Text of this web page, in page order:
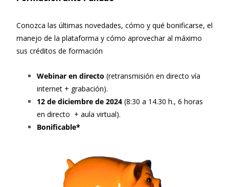
Conozca las últimas novedades, cómo y qué bonificarse, el
manejo de la plataforma y cómo aprovechar al máximo
sus créditos de formación
Webinar en directo (retransmisión en directo vía
internet + grabación).
12 de diciembre de 2024 (8:30 a 14.30 h., 6 horas
en directo + aula virtual).
Bonificable*